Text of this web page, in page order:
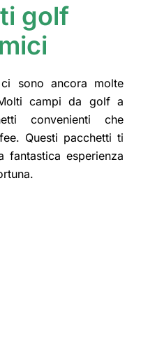
golf
sono ancora molte
campi da golf a
convenienti che
Questi pacchetti ti
fantastica esperienza